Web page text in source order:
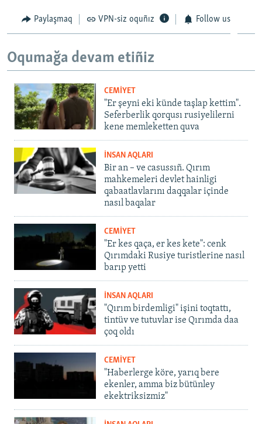
Paylaşmaq VPN-siz oquñız Follow us
Oqumağa devam etiñiz
CEMİYET
"Er şeyni eki künde taşlap kettim".
Seferberlik qorqusı rusiyelilerni
kene memleketten quva
İNSAN AQLARI
Bir an – ve casussıñ. Qırım
mahkemeleri devlet hainligi
qabaatlavlarını daqqalar içinde
nasıl baqalar
CEMİYET
"Er kes qaça, er kes kete": cenk
Qırımdaki Rusiye turistlerine nasıl
barıp yetti
İNSAN AQLARI
"Qırım birdemligi" işini toqtattı,
tintüv ve tutuvlar ise Qırımda daa
çoq oldı
CEMİYET
"Haberlerge köre, yarıq bere
ekenler, amma biz bütünley
ekektriksizmiz"